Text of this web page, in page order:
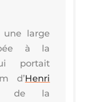
une large
à la
por­tait
d’Hen­ri
de la